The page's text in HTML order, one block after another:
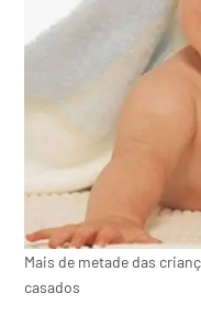
Mais de metade das
casados